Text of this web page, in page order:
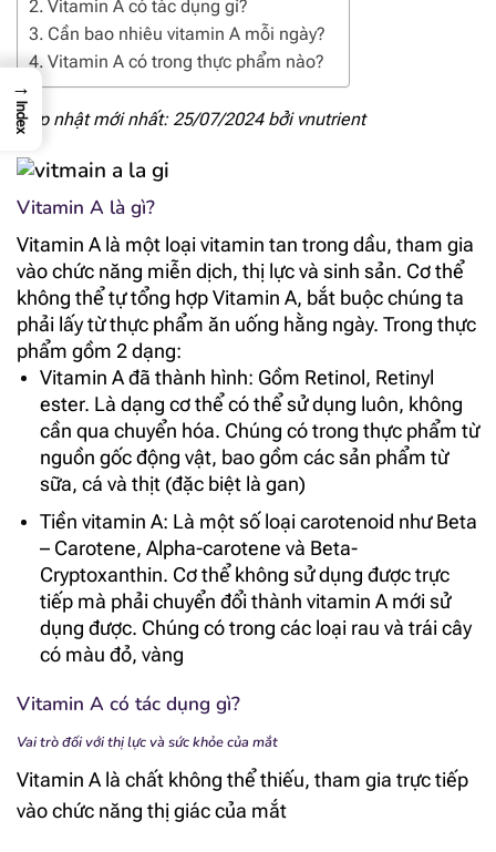
Vitamin A có tác dụng gì?
Cần bao nhiêu vitamin A mỗi ngày?
Vitamin A có trong thực phẩm nào?
Cập nhật mới nhất: 25/07/2024 bởi vnutrient
Vitamin A là gì?
Vitamin A là một loại vitamin tan trong dầu, tham gia
vào chức năng miễn dịch, thị lực và sinh sản. Cơ thể
không thể tự tổng hợp Vitamin A, bắt buộc chúng ta
phải lấy từ thực phẩm ăn uống hằng ngày. Trong thực
phẩm gồm 2 dạng:
Vitamin A đã thành hình: Gồm Retinol, Retinyl
ester. Là dạng cơ thể có thể sử dụng luôn, không
cần qua chuyển hóa. Chúng có trong thực phẩm từ
nguồn gốc động vật, bao gồm các sản phẩm từ
sữa, cá và thịt (đặc biệt là gan)
Tiền vitamin A: Là một số loại carotenoid như Beta
– Carotene, Alpha-carotene và Beta-
Cryptoxanthin. Cơ thể không sử dụng được trực
tiếp mà phải chuyển đổi thành vitamin A mới sử
dụng được. Chúng có trong các loại rau và trái cây
có màu đỏ, vàng
Vitamin A có tác dụng gì?
Vai trò đối với thị lực và sức khỏe của mắt
Vitamin A là chất không thể thiếu, tham gia trực tiếp
vào chức năng thị giác của mắt
→
Index